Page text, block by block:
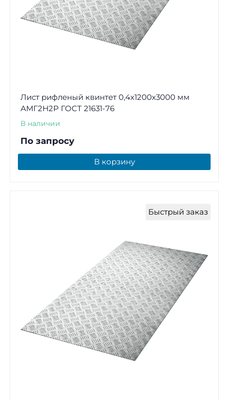
Лист рифленый квинтет 0,4х1200х3000 мм
АМГ2Н2Р ГОСТ 21631-76
В наличии
По запросу
В корзину
Быстрый заказ